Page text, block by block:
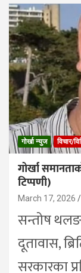
गोर्खा न्युज विचार/
गोर्खा
टिप्पणी)
March 17, 2026
सन्तोष थलङ
दूतावास,
सरकारका